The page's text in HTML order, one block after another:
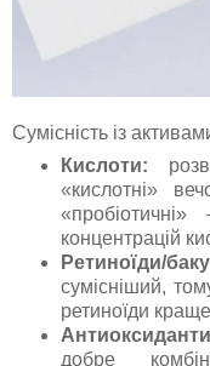
Сумісність із
Кислоти:
«кислотні»
концентрацій
Ретиноїди/
сумісніший,
ретиноїди
добре